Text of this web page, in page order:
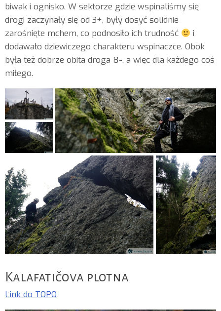
biwak i ognisko. W sektorze gdzie wspinaliśmy się
drogi zaczynały się od 3+, były dosyć solidnie
zarośnięte mchem, co podnosiło ich trudność
i
dodawało dziewiczego charakteru wspinaczce. Obok
była też dobrze obita droga 8-, a więc dla każdego coś
miłego.
Kalafatičova plotna
Link do TOPO